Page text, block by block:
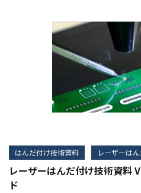
はんだ付け技術資料 レーザーは
レーザーはんだ付け技術資料
ド